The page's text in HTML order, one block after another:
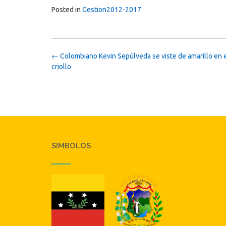
Posted in Gestion2012-2017
Post
navigation
← Colombiano Kevin Sepúlveda se viste de amarillo en
criollo
SIMBOLOS